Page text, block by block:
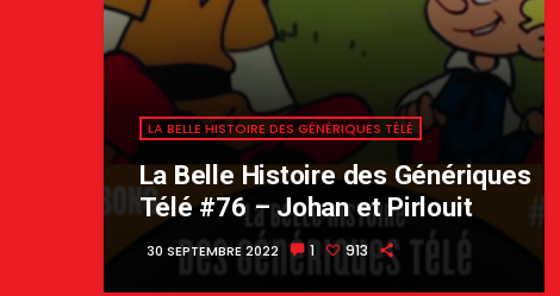
LA BELLE HISTOIRE DES GÉNÉRIQUES TÉLÉ
La Belle Histoire des Génériques
Télé #76 – Johan et Pirlouit
30 SEPTEMBRE 2022 1 913